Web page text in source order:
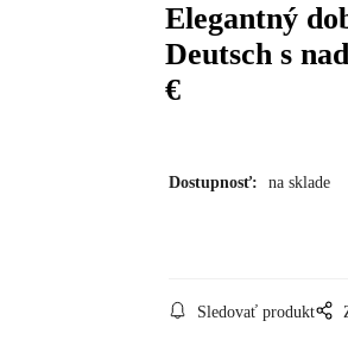
Elegantný
Deutsch s
€
Dostupnosť: na sklade
Sledovať produkt